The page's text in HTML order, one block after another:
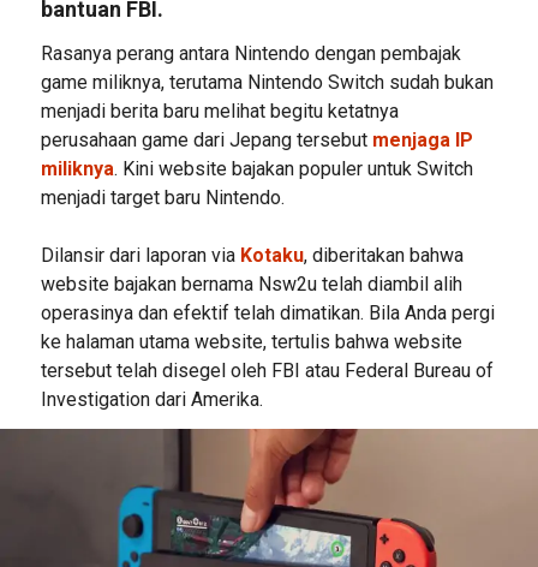
bantuan FBI.
Rasanya perang antara Nintendo dengan pembajak
game miliknya, terutama Nintendo Switch sudah bukan
menjadi berita baru melihat begitu ketatnya
perusahaan game dari Jepang tersebut menjaga IP
miliknya. Kini website bajakan populer untuk Switch
menjadi target baru Nintendo.
Dilansir dari laporan via Kotaku, diberitakan bahwa
website bajakan bernama Nsw2u telah diambil alih
operasinya dan efektif telah dimatikan. Bila Anda pergi
ke halaman utama website, tertulis bahwa website
tersebut telah disegel oleh FBI atau Federal Bureau of
Investigation dari Amerika.